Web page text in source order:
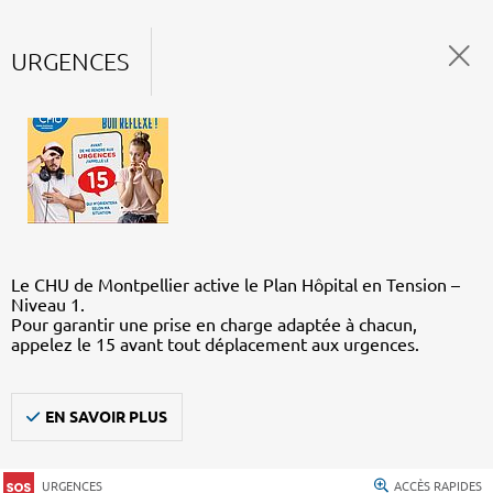
URGENCES
Le CHU de Montpellier active le Plan Hôpital en Tension –
Niveau 1.
Pour garantir une prise en charge adaptée à chacun,
appelez le 15 avant tout déplacement aux urgences.
EN SAVOIR PLUS
URGENCES ACCÈS RAPIDES